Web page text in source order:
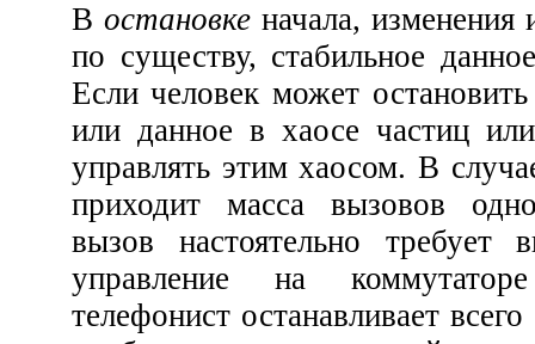
В остановке начала, изменения и остановки мы видим,
по существу, стабильное данное во всей его полноте.
Если человек может остановить хотя бы одну частицу
или данное в хаосе частиц
управлять этим хаосом. В случае, когда
приходит масса вызовов
вызов настоятельно требует внимания
управление на коммутаторе начинается,
телефонист останавливает всего один запрос. Не имеет